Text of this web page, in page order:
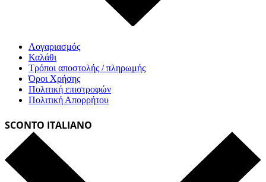
Λογαριασμός
Καλάθι
Τρόποι αποστολής / πληρωμής
Όροι Χρήσης
Πολιτική επιστροφών
Πολιτική Απορρήτου
SCONTO ITALIANO